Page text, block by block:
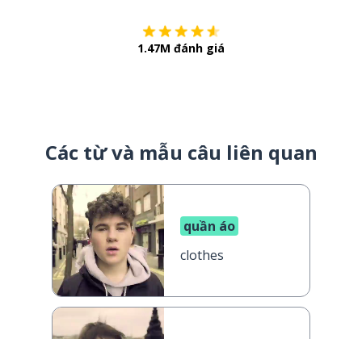
1.47M đánh giá
Các từ và mẫu câu liên quan
quần áo
clothes